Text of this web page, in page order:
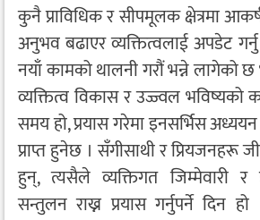
कुनै प्राविधिक र सीपमूलक क्षेत्रमा
अनुभव बढाएर व्यक्तित्वलाई अपडेट
नयाँ कामको थालनी गरौं भन्ने लागेको छ
व्यक्तित्व विकास र उज्ज्वल भविष्यको
समय हो, प्रयास गरेमा इनसर्भिस
प्राप्त हुनेछ । सँगीसाथी र प्रियजनहरू
हुन्, त्यसैले व्यक्तिगत जिम्मेवारी र
सन्तुलन राख्न प्रयास गर्नुपर्ने दिन